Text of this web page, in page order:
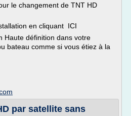
le changement de TNT HD
en cliquant ICI
Haute définition dans votre
bateau comme si vous étiez à la
par satellite sans